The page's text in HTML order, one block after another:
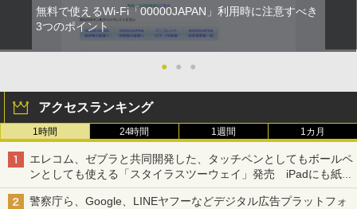
無料で使えるWi-Fi「00000JAPAN」利用時に注意すべき
3つのポイント
● ● ●
アクセスランキング
1時間 24時間 1週間 1カ月
エレコム、ゼブラと共同開発した、タッチペンとしてもボールペ
ンとしても使える「スタイラスツーウェイ」発売 iPadにも紙に
も、持ち替えずに書き込める
警察庁ら、Google、LINEヤフーなどデジタル広告プラットフォ